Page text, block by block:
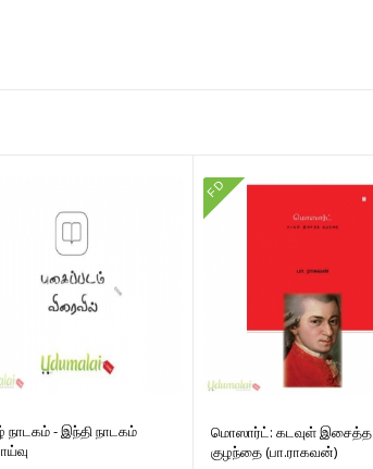
நாடகம் - இந்தி நாடகம்
FD
மொஸார்ட்: கடவுள் இசைத்த
குழந்தை (பா.ராகவன்)